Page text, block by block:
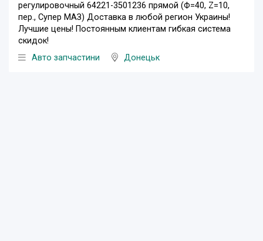
регулировочный 64221-3501236 прямой (Ф=40, Z=10,
пер., Супер МАЗ) Доставка в любой регион Украины!
Лучшие цены! Постоянным клиентам гибкая система
скидок!
Авто запчастини
Донецьк